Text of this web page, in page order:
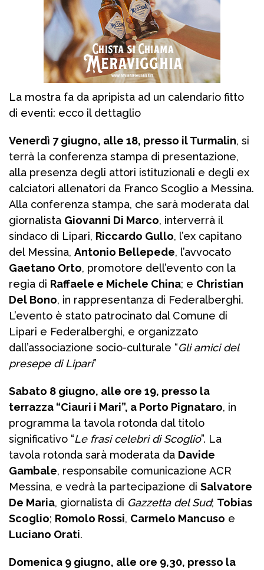
La mostra fa da apripista ad un calendario fitto
di eventi: ecco il dettaglio
Venerdì 7 giugno, alle 18, presso il Turmalin, si
terrà la conferenza stampa di presentazione,
alla presenza degli attori istituzionali e degli ex
calciatori allenatori da Franco Scoglio a Messina.
Alla conferenza stampa, che sarà moderata dal
giornalista Giovanni Di Marco, interverrà il
sindaco di Lipari, Riccardo Gullo, l’ex capitano
del Messina, Antonio Bellepede, l’avvocato
Gaetano Orto, promotore dell’evento con la
regia di Raffaele e Michele China; e Christian
Del Bono, in rappresentanza di Federalberghi.
L’evento è stato patrocinato dal Comune di
Lipari e Federalberghi, e organizzato
dall’associazione socio-culturale “Gli amici del
presepe di Lipari”
Sabato 8 giugno, alle ore 19, presso la
terrazza “Ciauri i Mari”, a Porto Pignataro, in
programma la tavola rotonda dal titolo
significativo “Le frasi celebri di Scoglio”. La
tavola rotonda sarà moderata da Davide
Gambale, responsabile comunicazione ACR
Messina, e vedrà la partecipazione di Salvatore
De Maria, giornalista di Gazzetta del Sud; Tobias
Scoglio; Romolo Rossi, Carmelo Mancuso e
Luciano Orati.
Domenica 9 giugno, alle ore 9,30, presso la